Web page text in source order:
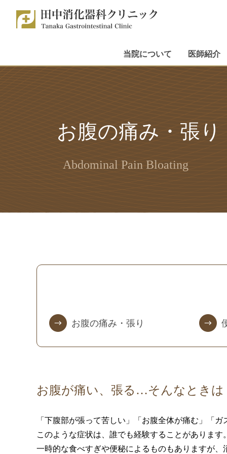
当院について 医師紹介
お腹の痛み・張り
Abdominal Pain Bloating
お腹の痛み・張り
お腹が痛い、張る…そんなときは
「下腹部が張って苦しい」「お腹全体が痛む」「
このような症状は、誰でも経験することがあります
一時的な食べすぎや便秘によるものもありますが